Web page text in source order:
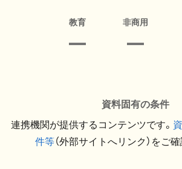
教育 非商用
資料固有の条件
連携機関が提供するコンテンツです。
件等（外部サイトへリンク）をご